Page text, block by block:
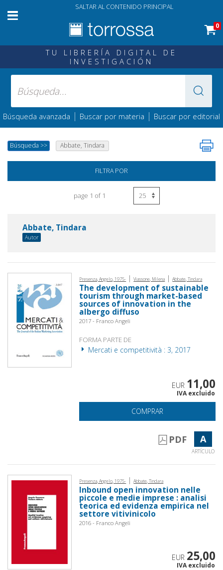
SALTAR AL CONTENIDO PRINCIPAL
0
TU LIBRERÍA DIGITAL DE
INVESTIGACIÓN
Búsqueda avanzada | Buscar por materia | Buscar por editorial
Búsqueda >> Abbate, Tindara
FILTRA POR
page 1 of 1
Abbate, Tindara
Autor
Presenza, Angelo, 1975- | Viassone, Milena | Abbate, Tindara
The development of sustainable
tourism through market-based
sources of innovation in the
albergo diffuso
2017 - Franco Angeli
FORMA PARTE DE
Mercati e competitività : 3, 2017
EUR 11,00
IVA excluido
COMPRAR
PDF A
ARTÍCULO
Presenza, Angelo, 1975- | Abbate, Tindara
Inbound open innovation nelle
piccole e medie imprese : analisi
teorica ed evidenza empirica nel
settore vitivinicolo
2016 - Franco Angeli
EUR 25,00
IVA excluido